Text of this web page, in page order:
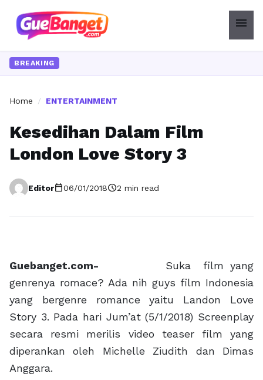
menu
BREAKING
Home / ENTERTAINMENT
Kesedihan Dalam Film
London Love Story 3
Editorcalendar_today06/01/2018schedule2 min read
Guebanget.com-
Suka film yang
genrenya romace? Ada nih guys film Indonesia
yang bergenre romance yaitu Landon Love
Story 3. Pada hari Jum’at (5/1/2018) Screenplay
secara resmi merilis video teaser film yang
diperankan oleh Michelle Ziudith dan Dimas
Anggara.